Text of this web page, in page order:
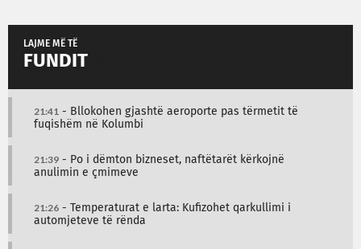
LAJME MË TË
FUNDIT
21:41 - Bllokohen gjashtë aeroporte pas tërmetit të
fuqishëm në Kolumbi
21:39 - Po i dëmton bizneset, naftëtarët kërkojnë
anulimin e çmimeve
21:26 - Temperaturat e larta: Kufizohet qarkullimi i
automjeteve të rënda